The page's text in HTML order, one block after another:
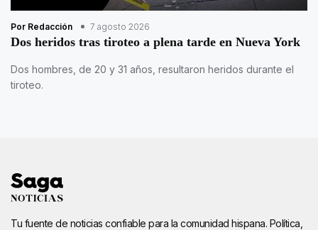
Por Redacción 7 agosto 2026
Dos heridos tras tiroteo a plena tarde en Nueva York
Dos hombres, de 20 y 31 años, resultaron heridos durante el
tiroteo.
Tu fuente de noticias confiable para la comunidad hispana. Política,